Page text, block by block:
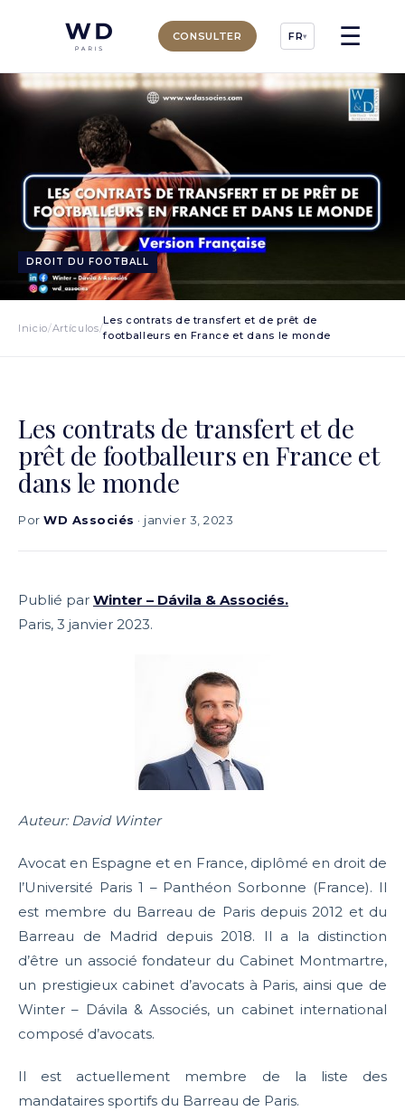
CONSULTER FR▾ ☰
DROIT DU FOOTBALL
Inicio/Artículos/
Les contrats de transfert et de prêt de
footballeurs en France et dans le monde
Les contrats de transfert et de
prêt de footballeurs en France et
dans le monde
PorWD Associés · janvier 3, 2023
Publié par Winter – Dávila & Associés.
Paris, 3 janvier 2023.
Auteur: David Winter
Avocat en Espagne et en France, diplômé en droit de
l’Université Paris 1 – Panthéon Sorbonne (France). Il
est membre du Barreau de Paris depuis 2012 et du
Barreau de Madrid depuis 2018. Il a la distinction
d’être un associé fondateur du Cabinet Montmartre,
un prestigieux cabinet d’avocats à Paris, ainsi que de
Winter – Dávila & Associés, un cabinet international
composé d’avocats.
Il est actuellement membre de la liste des
mandataires sportifs du Barreau de Paris.